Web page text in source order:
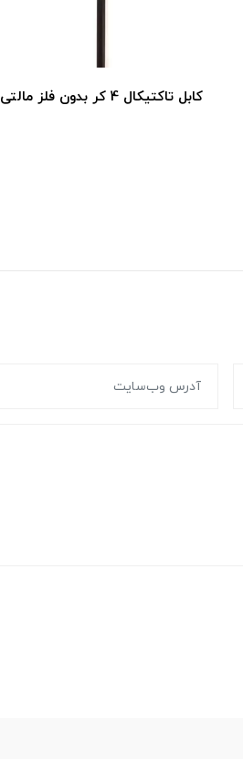
کابل تاکتیکال 2 کر بدون فلز مالتی مود